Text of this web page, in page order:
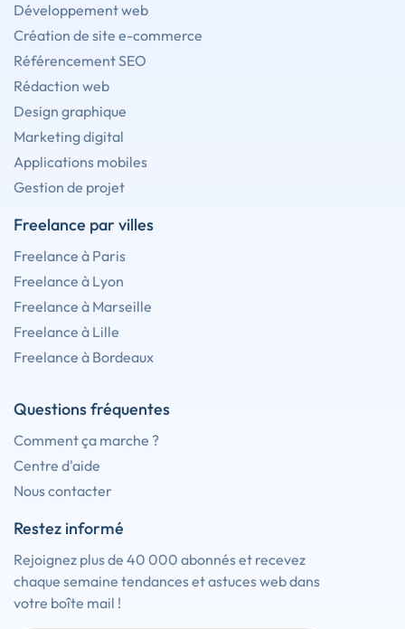
Développement web
Création de site e-commerce
Référencement SEO
Rédaction web
Design graphique
Marketing digital
Applications mobiles
Gestion de projet
Freelance par villes
Freelance à Paris
Freelance à Lyon
Freelance à Marseille
Freelance à Lille
Freelance à Bordeaux
Questions fréquentes
Comment ça marche ?
Centre d'aide
Nous contacter
Restez informé
Rejoignez plus de 40 000 abonnés et recevez
chaque semaine tendances et astuces web dans
votre boîte mail !